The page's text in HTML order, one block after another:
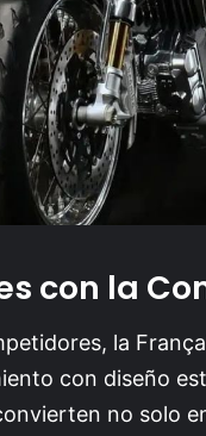
con la
la
con diseño
no solo